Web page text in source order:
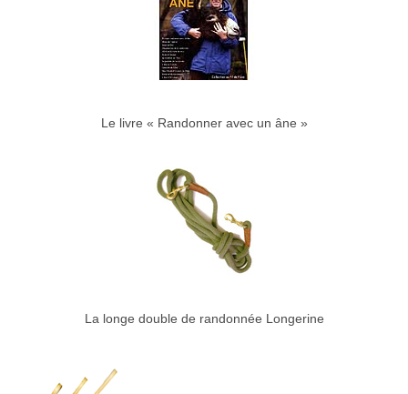
Le livre « Randonner avec un âne »
La longe double de randonnée Longerine